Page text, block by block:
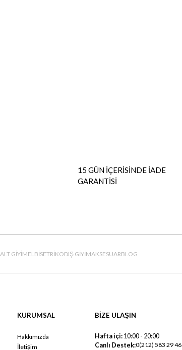
15 GÜN İÇERİSİNDE İADE
GARANTİSİ
ALT GİYİMELBİSETRİKODIŞ GİYİMAKSESUARBLOG
KURUMSAL
Hakkımızda
İletişim
BİZE ULAŞIN
Hafta içi:10:00 - 20:00
Canlı Destek:0(212) 583 29 46